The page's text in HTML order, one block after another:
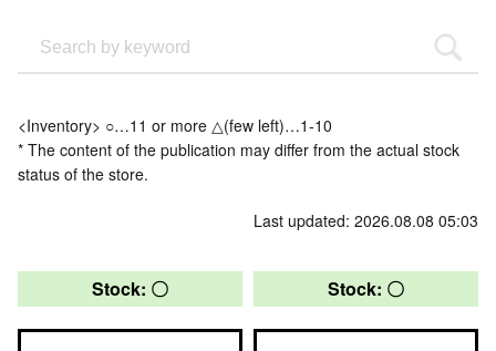
<Inventory> ○…11 or more △(few left)…1-10
* The content of the publication may differ from the actual stock
status of the store.
Last updated: 2026.08.08 05:03
Stock: 〇 Stock: 〇